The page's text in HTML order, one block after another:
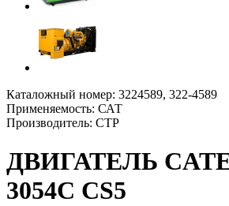
Каталожный номер: 3224589, 322-4589
Применяемость: САТ
Производитель: СТР
ДВИГАТЕЛЬ
3054C CS5